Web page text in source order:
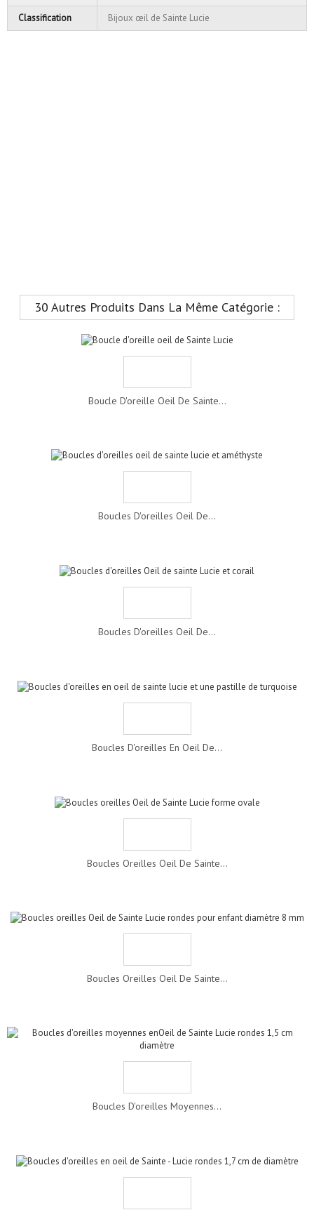
Classification Bijoux œil de Sainte Lucie
30 Autres Produits Dans La Même Catégorie :
Boucle D'oreille Oeil De Sainte...
Boucles D'oreilles Oeil De...
Boucles D'oreilles Oeil De...
Boucles D'oreilles En Oeil De...
Boucles Oreilles Oeil De Sainte...
Boucles Oreilles Oeil De Sainte...
Boucles D'oreilles Moyennes...